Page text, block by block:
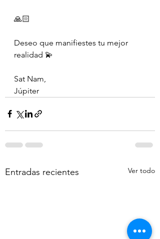
🙏🏻
Deseo que manifiestes tu mejor
realidad 💫
Sat Nam,
Júpiter
Entradas recientes Ver todo